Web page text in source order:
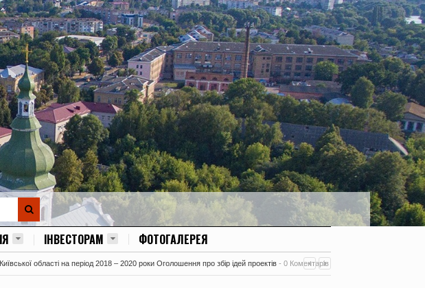
ІНВЕСТОРАМ ФОТОГАЛЕРЕЯ
області на період 2018 – 2020 роки Оголошення про збір ідей проектів - 0 Коментарів